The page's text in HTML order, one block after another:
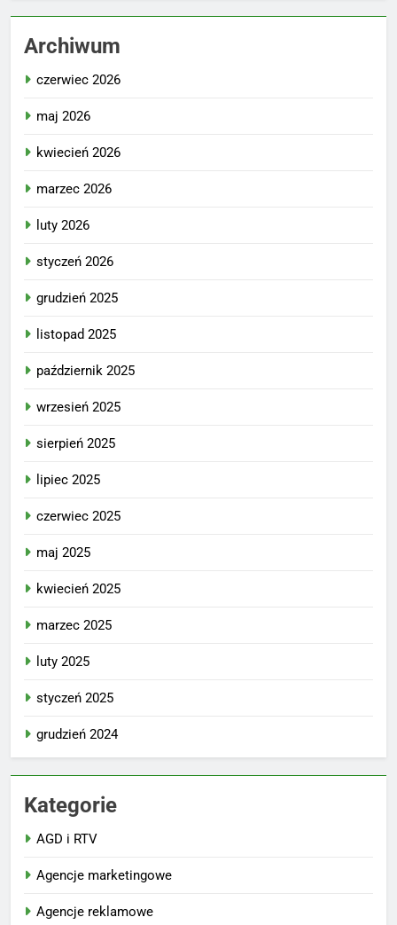
Archiwum
czerwiec 2026
maj 2026
kwiecień 2026
marzec 2026
luty 2026
styczeń 2026
grudzień 2025
listopad 2025
październik 2025
wrzesień 2025
sierpień 2025
lipiec 2025
czerwiec 2025
maj 2025
kwiecień 2025
marzec 2025
luty 2025
styczeń 2025
grudzień 2024
Kategorie
AGD i RTV
Agencje marketingowe
Agencje reklamowe